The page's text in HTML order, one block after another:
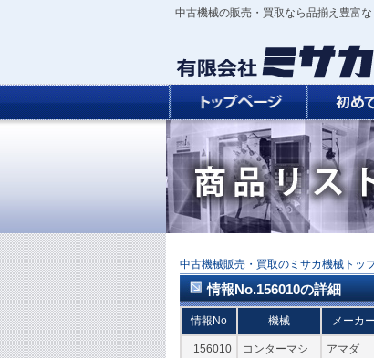
中古機械の販売・買取なら品揃え豊富
中古機械販売・買取のミサカ機械トッ
情報No.156010の詳細
情報No 機械 メーカー
156010
コンターマシ
アマダ